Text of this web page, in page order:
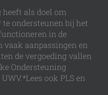
heeft als doel om
te ondersteunen bij het
in de
aanpassingen en
de vergoeding vallen
Ondersteuning
ook PLS en